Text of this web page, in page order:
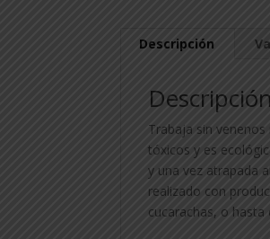
Descripción
Descripción
Trabaja sin
tóxicos y es
y una vez atrapada
realizado con
cucarachas, o